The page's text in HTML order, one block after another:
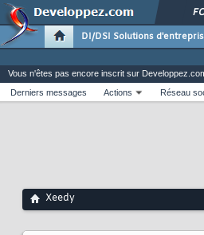
DI/DSI Solutions
Vous n'êtes pas encore inscrit sur
Derniers messages
Actions Réseau
Xeedy